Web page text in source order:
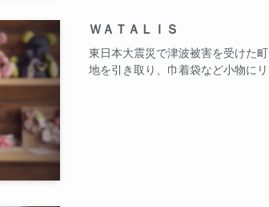
ＷＡＴＡＬＩＳ
東日本大震災で津波被害を受けた
地を引き取り、巾着袋など小物に